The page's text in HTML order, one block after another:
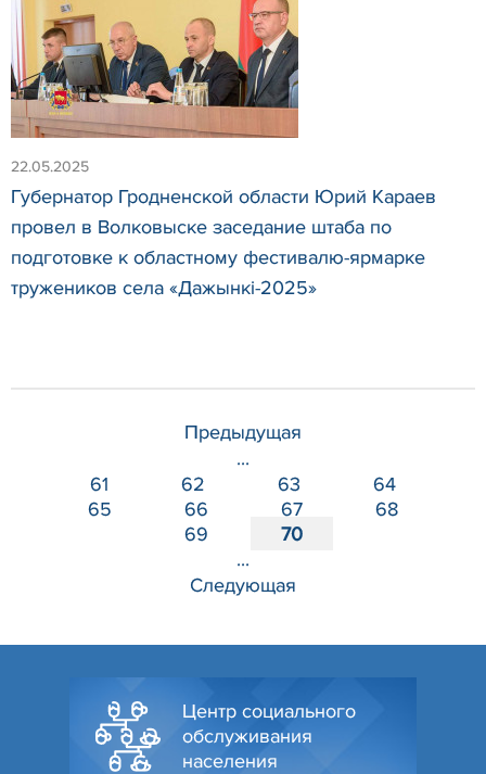
22.05.2025
Губернатор Гродненской области Юрий Караев
провел в Волковыске заседание штаба по
подготовке к областному фестивалю-ярмарке
тружеников села «Дажынкі-2025»
Предыдущая
...
61
62 63
64
65
66 67
68
69
70
...
Следующая
Центр социального
обслуживания
населения